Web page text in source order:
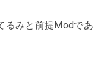
るみと前提Modであ